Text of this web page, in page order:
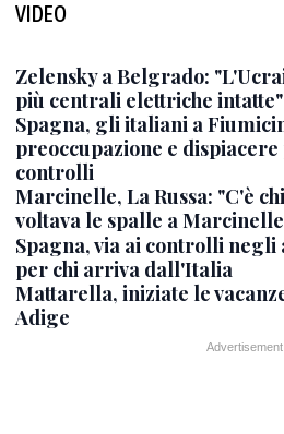
VIDEO
Zelensky a Belgrado:
più centrali elettriche intatte"
Spagna, gli italiani a
preoccupazione e
controlli
Marcinelle, La Russa: "C'è
voltava le spalle a
Spagna, via ai controlli
per chi arriva dall'Italia
Mattarella, iniziate le
Adige